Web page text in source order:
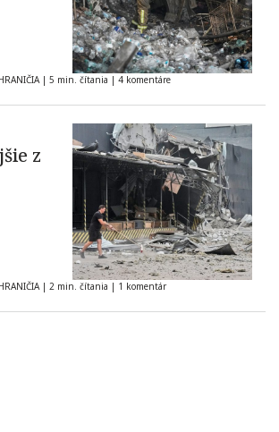
| 5 min. čítania | 4 komentáre
z
| 2 min. čítania | 1 komentár